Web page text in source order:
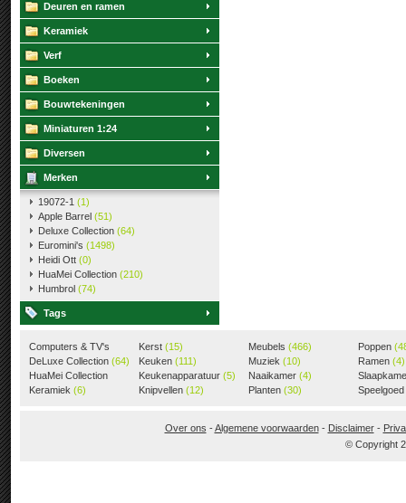
Deuren en ramen
Keramiek
Verf
Boeken
Bouwtekeningen
Miniaturen 1:24
Diversen
Merken
19072-1 (1)
Apple Barrel (51)
Deluxe Collection (64)
Euromini's (1498)
Heidi Ott (0)
HuaMei Collection (210)
Humbrol (74)
Tags
Computers & TV's
(18)
DeLuxe Collection (64)
HuaMei Collection
(205)
Keramiek (6)
Kerst (15)
Keuken (111)
Keukenapparatuur (5)
Knipvellen (12)
Meubels (466)
Muziek (10)
Naaikamer (4)
Planten (30)
Poppen
Ramen (4)
Speelgoed
Over ons -Algemene voorwaarden- Disclaimer-
© Copyright